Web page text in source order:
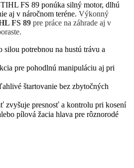
FS 89 ponúka silný motor, dlhú
aj v náročnom teréne. Výkonný
FS 89 pre práce na záhrade aj v
potrebnou na hustú trávu a
pre pohodlnú manipuláciu aj pri
štartovanie bez zbytočných
zvyšuje presnosť a kontrolu pri kosení
pílová žacia hlava pre rôznorodé